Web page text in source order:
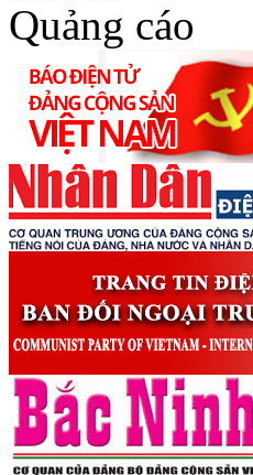
Quảng cáo